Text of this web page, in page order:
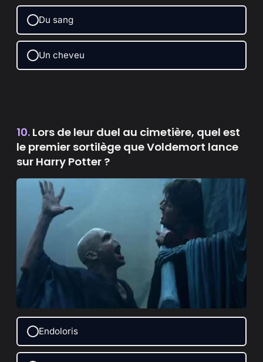
Du sang
Un cheveu
10. Lors de leur duel au cimetière, quel est
le premier sortilège que Voldemort lance
sur Harry Potter ?
Endoloris